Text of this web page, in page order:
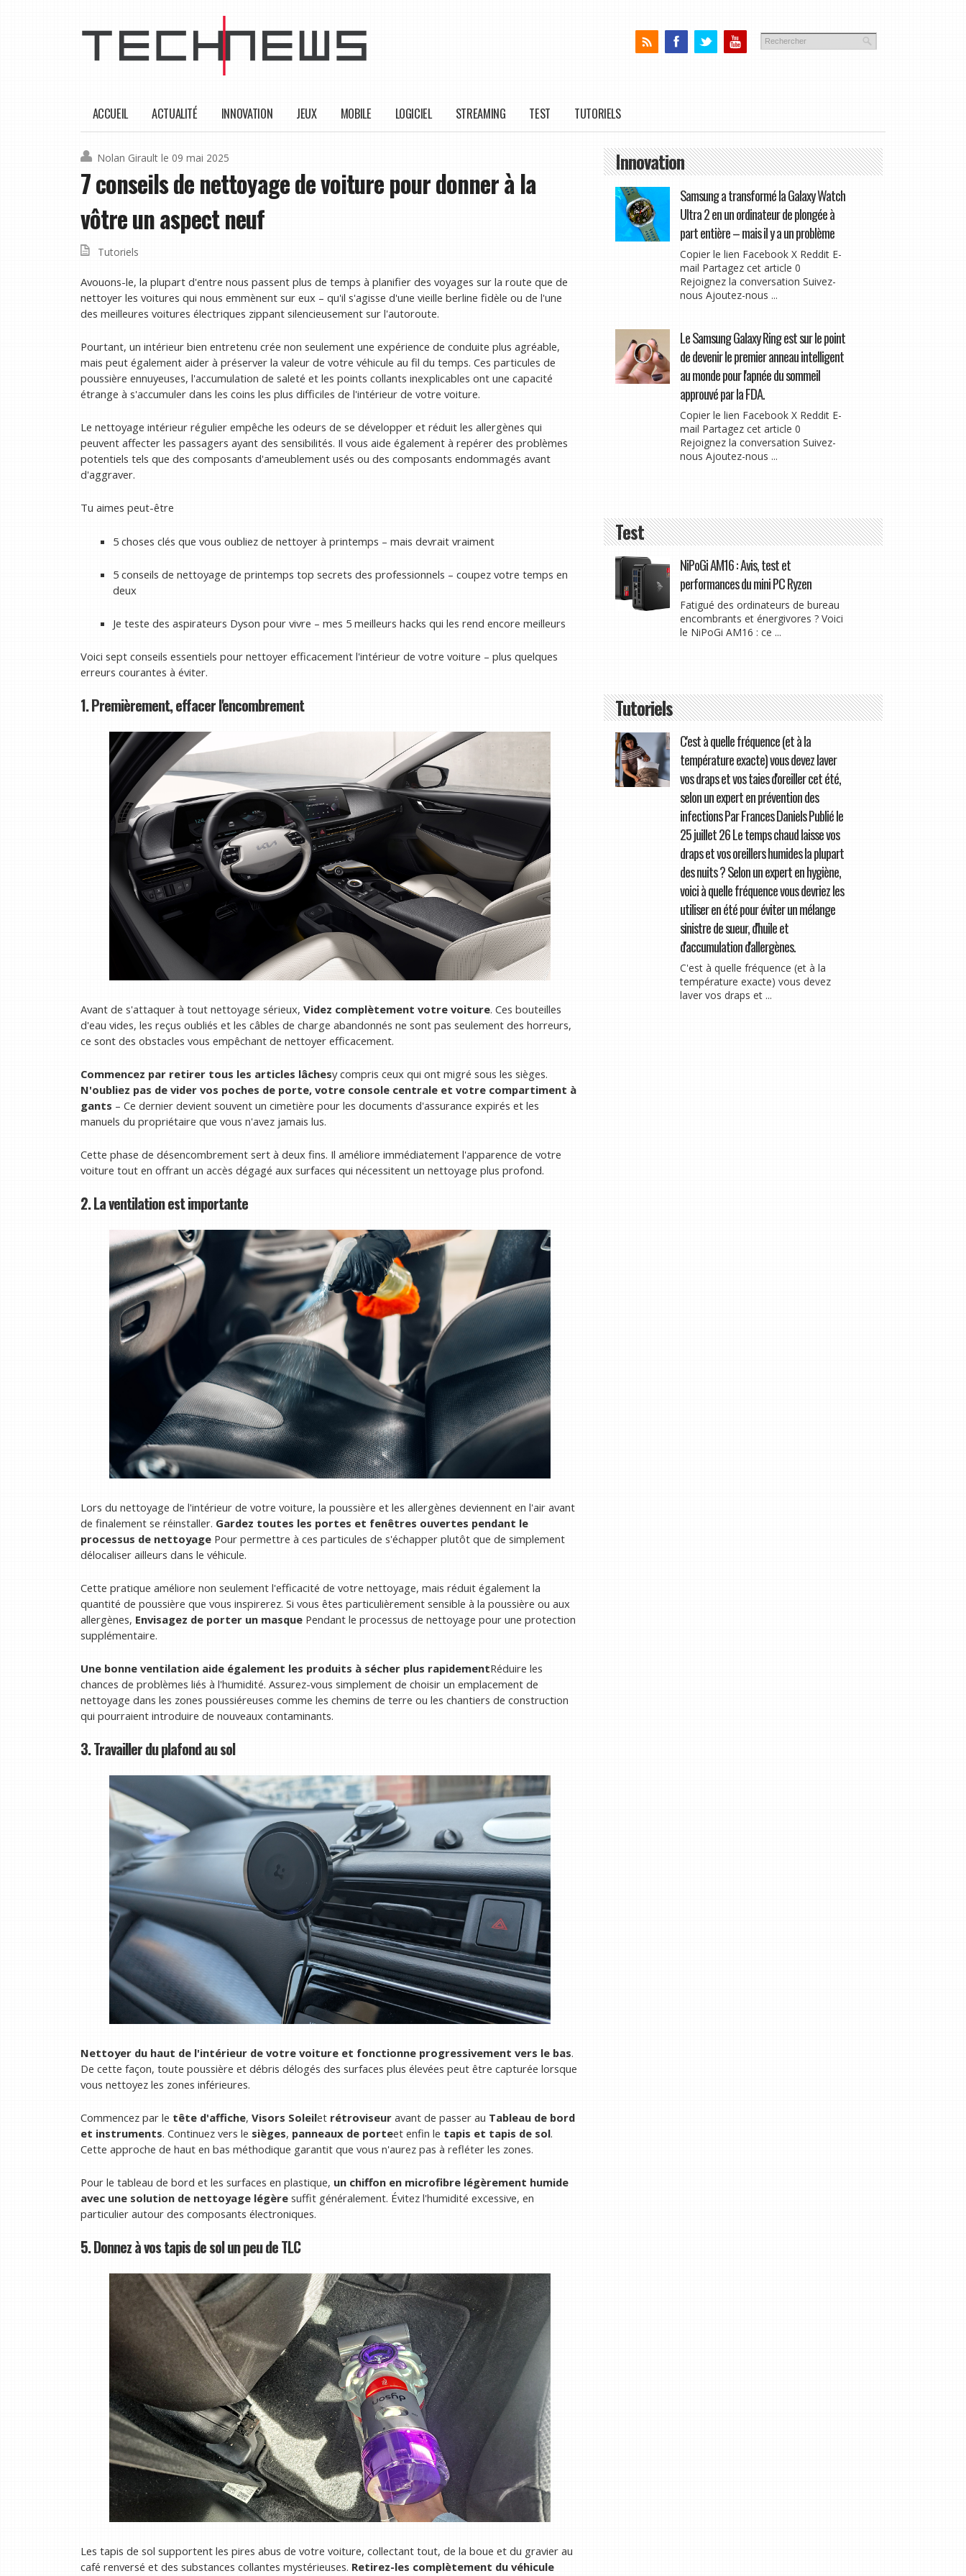
ACCUEIL ACTUALITÉ INNOVATION JEUX MOBILE LOGICIEL STREAMING TEST TUTORIELS
Nolan Girault le 09 mai 2025
7 conseils de nettoyage de voiture pour donner à la
vôtre un aspect neuf
Tutoriels
Avouons-le, la plupart d'entre nous passent plus de temps à planifier des voyages sur la route que de
nettoyer les voitures qui nous emmènent sur eux – qu'il s'agisse d'une vieille berline fidèle ou de l'une
des meilleures voitures électriques zippant silencieusement sur l'autoroute.
Pourtant, un intérieur bien entretenu crée non seulement une expérience de conduite plus agréable,
mais peut également aider à préserver la valeur de votre véhicule au fil du temps. Ces particules de
poussière ennuyeuses, l'accumulation de saleté et les points collants inexplicables ont une capacité
étrange à s'accumuler dans les coins les plus difficiles de l'intérieur de votre voiture.
Le nettoyage intérieur régulier empêche les odeurs de se développer et réduit les allergènes qui
peuvent affecter les passagers ayant des sensibilités. Il vous aide également à repérer des problèmes
potentiels tels que des composants d'ameublement usés ou des composants endommagés avant
d'aggraver.
Tu aimes peut-être
5 choses clés que vous oubliez de nettoyer à printemps – mais devrait vraiment
5 conseils de nettoyage de printemps top secrets des professionnels – coupez votre temps en
deux
Je teste des aspirateurs Dyson pour vivre – mes 5 meilleurs hacks qui les rend encore meilleurs
Voici sept conseils essentiels pour nettoyer efficacement l'intérieur de votre voiture – plus quelques
erreurs courantes à éviter.
1. Premièrement, effacer l'encombrement
Avant de s'attaquer à tout nettoyage sérieux, Videz complètement votre voiture. Ces bouteilles
d'eau vides, les reçus oubliés et les câbles de charge abandonnés ne sont pas seulement des horreurs,
ce sont des obstacles vous empêchant de nettoyer efficacement.
Commencez par retirer tous les articles lâchesy compris ceux qui ont migré sous les sièges.
N'oubliez pas de vider vos poches de porte, votre console centrale et votre compartiment à
gants – Ce dernier devient souvent un cimetière pour les documents d'assurance expirés et les
manuels du propriétaire que vous n'avez jamais lus.
Cette phase de désencombrement sert à deux fins. Il améliore immédiatement l'apparence de votre
voiture tout en offrant un accès dégagé aux surfaces qui nécessitent un nettoyage plus profond.
2. La ventilation est importante
Lors du nettoyage de l'intérieur de votre voiture, la poussière et les allergènes deviennent en l'air avant
de finalement se réinstaller. Gardez toutes les portes et fenêtres ouvertes pendant le
processus de nettoyage Pour permettre à ces particules de s'échapper plutôt que de simplement
délocaliser ailleurs dans le véhicule.
Cette pratique améliore non seulement l'efficacité de votre nettoyage, mais réduit également la
quantité de poussière que vous inspirerez. Si vous êtes particulièrement sensible à la poussière ou aux
allergènes, Envisagez de porter un masque Pendant le processus de nettoyage pour une protection
supplémentaire.
Une bonne ventilation aide également les produits à sécher plus rapidementRéduire les
chances de problèmes liés à l'humidité. Assurez-vous simplement de choisir un emplacement de
nettoyage dans les zones poussiéreuses comme les chemins de terre ou les chantiers de construction
qui pourraient introduire de nouveaux contaminants.
3. Travailler du plafond au sol
Nettoyer du haut de l'intérieur de votre voiture et fonctionne progressivement vers le bas.
De cette façon, toute poussière et débris délogés des surfaces plus élevées peut être capturée lorsque
vous nettoyez les zones inférieures.
Commencez par le tête d'affiche, Visors Soleilet rétroviseur avant de passer au Tableau de bord
et instruments. Continuez vers le sièges, panneaux de porteet enfin le tapis et tapis de sol.
Cette approche de haut en bas méthodique garantit que vous n'aurez pas à refléter les zones.
Pour le tableau de bord et les surfaces en plastique, un chiffon en microfibre légèrement humide
avec une solution de nettoyage légère suffit généralement. Évitez l'humidité excessive, en
particulier autour des composants électroniques.
5. Donnez à vos tapis de sol un peu de TLC
Les tapis de sol supportent les pires abus de votre voiture, collectant tout, de la boue et du gravier au
café renversé et des substances collantes mystérieuses. Retirez-les complètement du véhicule
Innovation
Samsung a transformé la Galaxy Watch
Ultra 2 en un ordinateur de plongée à
part entière – mais il y a un problème
Copier le lien Facebook X Reddit E-
mail Partagez cet article 0
Rejoignez la conversation Suivez-
nous Ajoutez-nous ...
Le Samsung Galaxy Ring est sur le point
de devenir le premier anneau intelligent
au monde pour l'apnée du sommeil
approuvé par la FDA.
Copier le lien Facebook X Reddit E-
mail Partagez cet article 0
Rejoignez la conversation Suivez-
nous Ajoutez-nous ...
Test
NiPoGi AM16 : Avis, test et
performances du mini PC Ryzen
Fatigué des ordinateurs de bureau
encombrants et énergivores ? Voici
le NiPoGi AM16 : ce ...
Tutoriels
C'est à quelle fréquence (et à la
température exacte) vous devez laver
vos draps et vos taies d'oreiller cet été,
selon un expert en prévention des
infections Par Frances Daniels Publié le
25 juillet 26 Le temps chaud laisse vos
draps et vos oreillers humides la plupart
des nuits ? Selon un expert en hygiène,
voici à quelle fréquence vous devriez les
utiliser en été pour éviter un mélange
sinistre de sueur, d'huile et
d'accumulation d'allergènes.
C'est à quelle fréquence (et à la
température exacte) vous devez
laver vos draps et ...